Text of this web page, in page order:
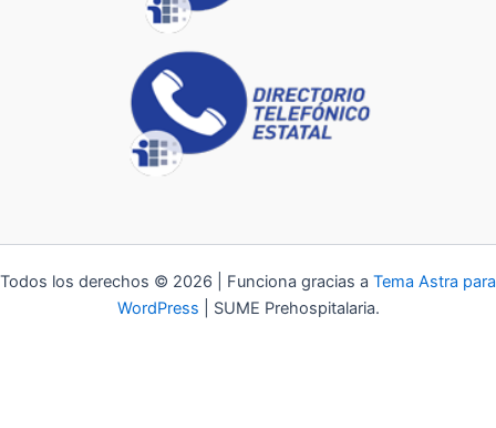
Todos los derechos © 2026 | Funciona gracias a Tema Astra para
WordPress | SUME Prehospitalaria.